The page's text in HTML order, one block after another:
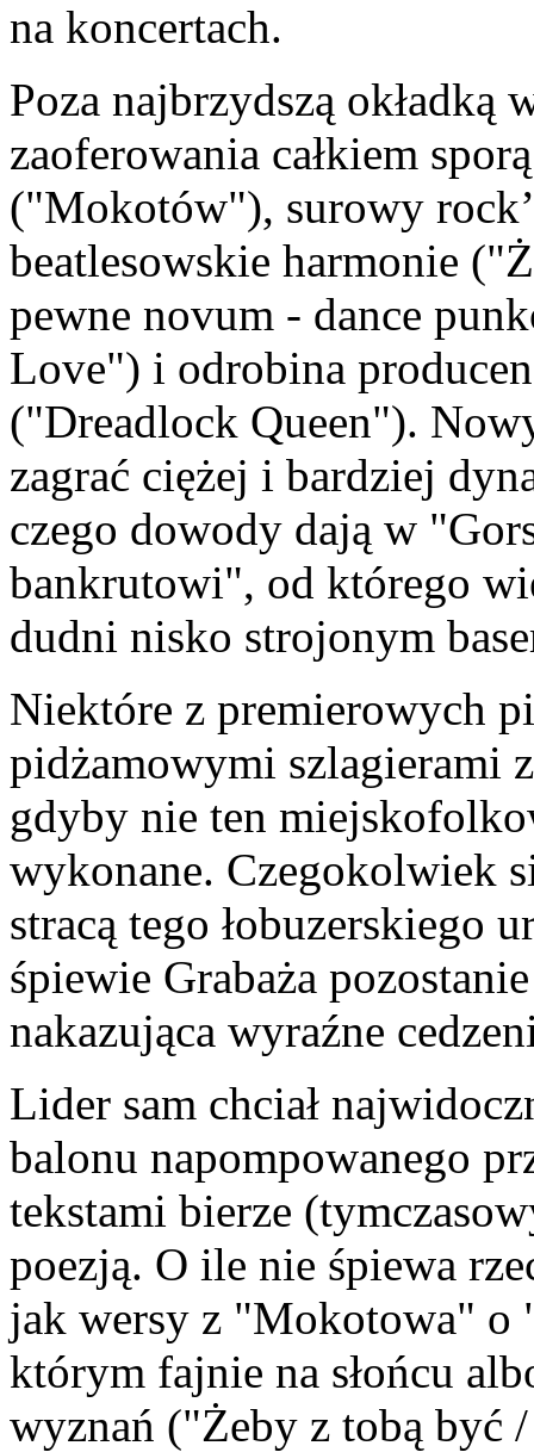
na koncertach.
Poza najbrzydszą okładką
zaoferowania całkiem
("Mokotów"), surowy
beatlesowskie harmonie
pewne novum - dance
Love") i odrobina
("Dreadlock Queen").
zagrać ciężej i bardziej
czego dowody dają w
bankrutowi", od którego
dudni nisko strojonym
Niektóre z premierowych
pidżamowymi szlagierami
gdyby nie ten
wykonane. Czegokolwiek
stracą tego łobuzerskiego
śpiewie Grabaża
nakazująca wyraźne
Lider sam chciał
balonu napompowanego
tekstami bierze
poezją. O ile nie śpiewa
jak wersy z "Mokotowa" o
którym fajnie na słońcu
wyznań ("Żeby z tobą być